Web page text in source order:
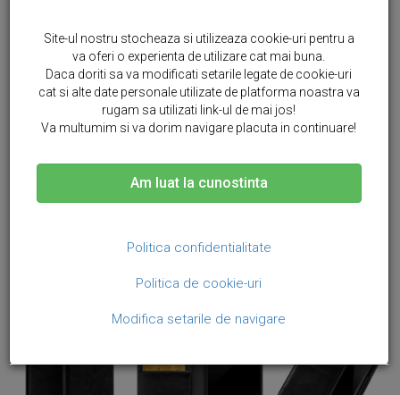
Site-ul nostru stocheaza si utilizeaza cookie-uri pentru a
va oferi o experienta de utilizare cat mai buna.
Daca doriti sa va modificati setarile legate de cookie-uri
cat si alte date personale utilizate de platforma noastra va
rugam sa utilizati link-ul de mai jos!
Va multumim si va dorim navigare placuta in continuare!
Am luat la cunostinta
Politica confidentialitate
Politica de cookie-uri
Modifica setarile de navigare